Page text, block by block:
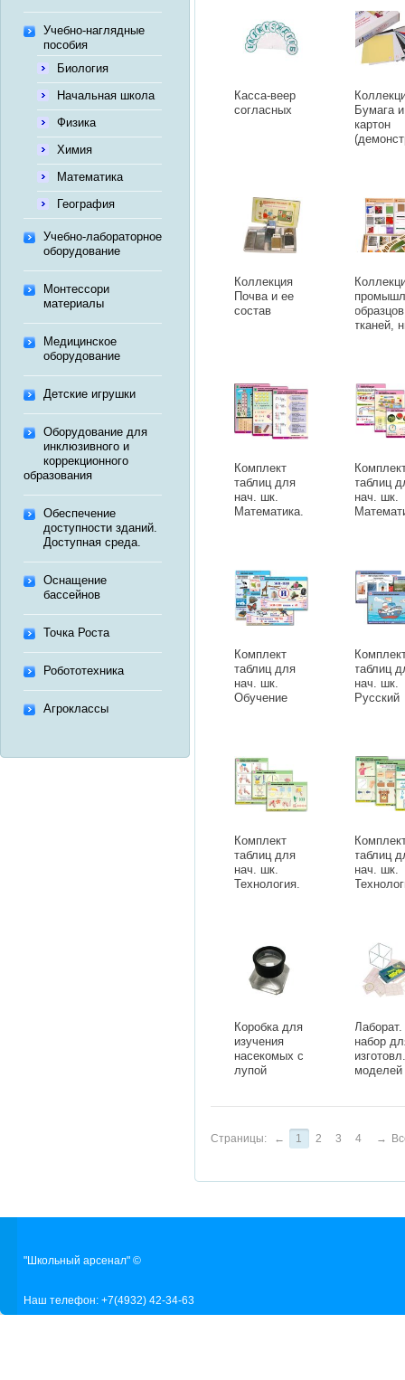
Учебно-наглядные
пособия
Биология
Начальная школа
Физика
Химия
Математика
География
Учебно-лабораторное
оборудование
Монтессори
материалы
Медицинское
оборудование
Детские игрушки
Оборудование для
инклюзивного и
коррекционного
образования
Обеспечение
доступности зданий.
Доступная среда.
Оснащение
бассейнов
Точка Роста
Робототехника
Агроклассы
Касса-веер
согласных
Бумага и
картон
Коллекция
Почва и ее
состав
образцов
тканей,
Комплект
таблиц для
нач. шк.
Математика.
формат А1,
лам.)
таблиц
нач. шк.
лам.)
Комплект
таблиц для
нач. шк.
Обучение
речи (16
таб., А1,
лам.)
таблиц
нач. шк.
Русский
формат
лам.)
Комплект
таблиц для
нач. шк.
Технология.
лам,с
разд.мат.)
таблиц
нач. шк.
лам.)
Коробка для
изучения
насекомых с
лупой
Лаборат.
набор
моделей
Страницы: ← 1 2 3 4 →
"Школьный арсенал" ©
Наш телефон: +7(4932) 42-34-63